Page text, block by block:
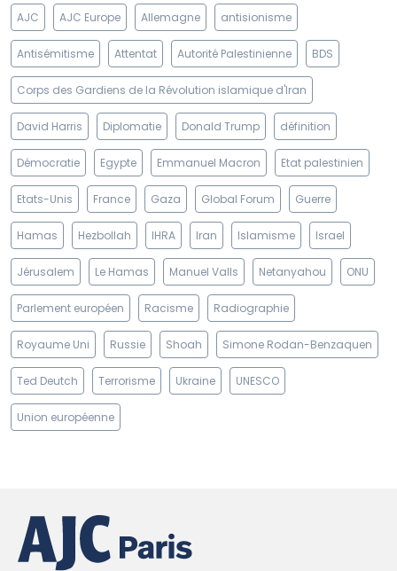
AJC AJC Europe Allemagne antisionisme
Antisémitisme Attentat Autorité Palestinienne BDS
Corps des Gardiens de la Révolution islamique d'Iran
David Harris Diplomatie Donald Trump définition
Démocratie Egypte Emmanuel Macron Etat palestinien
Etats-Unis France Gaza Global Forum Guerre
Hamas Hezbollah IHRA Iran Islamisme Israel
Jérusalem Le Hamas Manuel Valls Netanyahou ONU
Parlement européen Racisme Radiographie
Royaume Uni Russie Shoah Simone Rodan-Benzaquen
Ted Deutch Terrorisme Ukraine UNESCO
Union européenne